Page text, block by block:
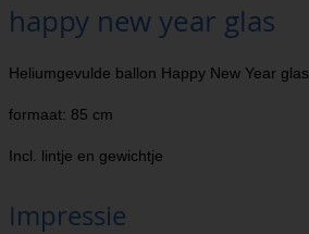
happy new year glas
Heliumgevulde ballon Happy New Year glas
formaat: 85 cm
Incl. lintje en gewichtje
Impressie